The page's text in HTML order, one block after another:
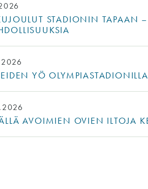
STADIONIN TAPAAN
YÖ
AVOIMIEN OVIEN ILTOJA